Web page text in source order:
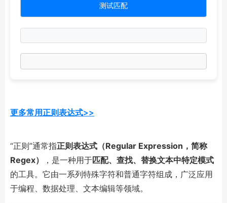
测试匹配
更多常用正则表达式>>
“正则”通常指正则表达式（Regular Expression，简称
Regex）
，是一种用于匹配、查找、替换文本中特定模式
的工具。它由一系列特殊字符和普通字符组成，广泛应用
于编程、数据处理、文本编辑等领域。